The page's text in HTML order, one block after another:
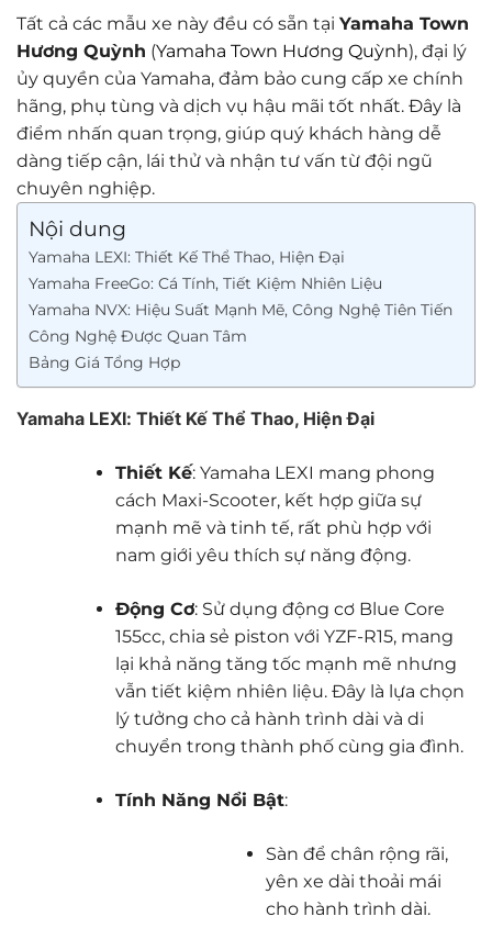
Tất cả các mẫu xe này đều có sẵn tại Yamaha Town
Hương Quỳnh (Yamaha Town Hương Quỳnh), đại lý
ủy quyền của Yamaha, đảm bảo cung cấp xe chính
hãng, phụ tùng và dịch vụ hậu mãi tốt nhất. Đây là
điểm nhấn quan trọng, giúp quý khách hàng dễ
dàng tiếp cận, lái thử và nhận tư vấn từ đội ngũ
chuyên nghiệp.
Nội dung
Yamaha LEXI: Thiết Kế Thể Thao, Hiện Đại
Yamaha FreeGo: Cá Tính, Tiết Kiệm Nhiên Liệu
Yamaha NVX: Hiệu Suất Mạnh Mẽ, Công Nghệ Tiên Tiến
Công Nghệ Được Quan Tâm
Bảng Giá Tổng Hợp
Yamaha LEXI: Thiết Kế Thể Thao, Hiện Đại
Thiết Kế: Yamaha LEXI mang phong
cách Maxi-Scooter, kết hợp giữa sự
mạnh mẽ và tinh tế, rất phù hợp với
nam giới yêu thích sự năng động.
Động Cơ: Sử dụng động cơ Blue Core
155cc, chia sẻ piston với YZF-R15, mang
lại khả năng tăng tốc mạnh mẽ nhưng
vẫn tiết kiệm nhiên liệu. Đây là lựa chọn
lý tưởng cho cả hành trình dài và di
chuyển trong thành phố cùng gia đình.
Tính Năng Nổi Bật:
Sàn để chân rộng rãi,
yên xe dài thoải mái
cho hành trình dài.